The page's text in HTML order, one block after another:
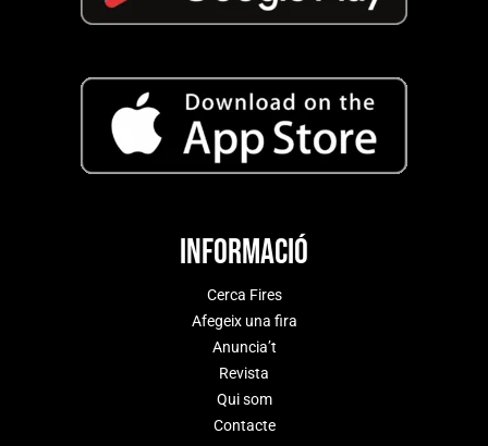
Informació
Cerca Fires
Afegeix una fira
Anuncia’t
Revista
Qui som
Contacte